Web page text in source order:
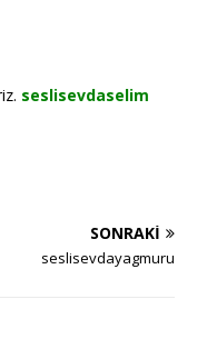
seslisevdaselim
SONRAKI
seslisevdayagmuru